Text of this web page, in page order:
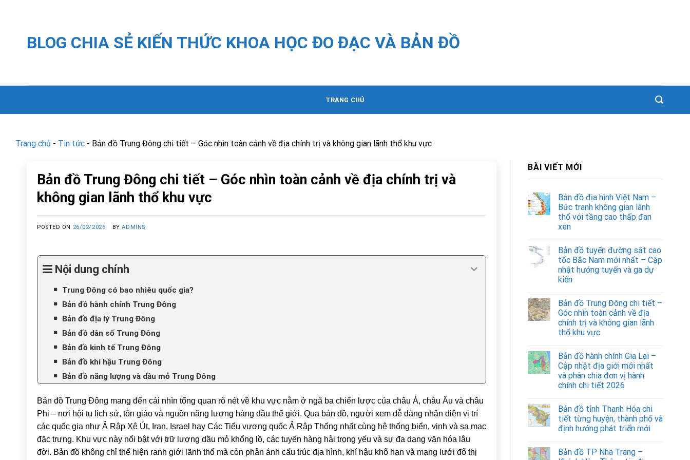
BLOG CHIA SẺ KIẾN THỨC KHOA HỌC ĐO ĐẠC VÀ BẢN ĐỒ
TRANG CHỦ
Trang chủ - Tin tức - Bản đồ Trung Đông chi tiết – Góc nhìn toàn cảnh về địa chính trị và không gian lãnh thổ khu vực
Bản đồ Trung Đông chi tiết – Góc nhìn toàn cảnh về địa chính trị và
không gian lãnh thổ khu vực
POSTED ON 26/02/2026 BYADMINS
Nội dung chính
Trung Đông có bao nhiêu quốc gia?
Bản đồ hành chính Trung Đông
Bản đồ địa lý Trung Đông
Bản đồ dân số Trung Đông
Bản đồ kinh tế Trung Đông
Bản đồ khí hậu Trung Đông
Bản đồ năng lượng và dầu mỏ Trung Đông
Bản đồ Trung Đông mang đến cái nhìn tổng quan rõ nét về khu vực nằm ở ngã ba chiến lược của châu Á, châu Âu và châu
Phi – nơi hội tụ lịch sử, tôn giáo và nguồn năng lượng hàng đầu thế giới. Qua bản đồ, người xem dễ dàng nhận diện vị trí
các quốc gia như Ả Rập Xê Út, Iran, Israel hay Các Tiểu vương quốc Ả Rập Thống nhấtcùng hệ thống biển, vịnh và sa mạc
đặc trưng. Khu vực này nổi bật với trữ lượng dầu mỏ khổng lồ, các tuyến hàng hải trọng yếu và sự đa dạng văn hóa lâu
đời. Bản đồ không chỉ thể hiện ranh giới lãnh thổ mà còn phản ánh cấu trúc địa hình, khí hậu khô hạn và mạng lưới đô thị
BÀI VIẾT MỚI
Bản đồ địa hình Việt Nam –
Bức tranh không gian lãnh
thổ với tầng cao thấp đan
xen
Bản đồ tuyến đường sắt cao
tốc Bắc Nam mới nhất – Cập
nhật hướng tuyến và ga dự
kiến
Bản đồ Trung Đông chi tiết –
Góc nhìn toàn cảnh về địa
chính trị và không gian lãnh
thổ khu vực
Bản đồ hành chính Gia Lai –
Cập nhật địa giới mới nhất
và phân chia đơn vị hành
chính chi tiết 2026
Bản đồ tỉnh Thanh Hóa chi
tiết từng huyện, thành phố và
định hướng phát triển mới
Bản đồ TP Nha Trang –